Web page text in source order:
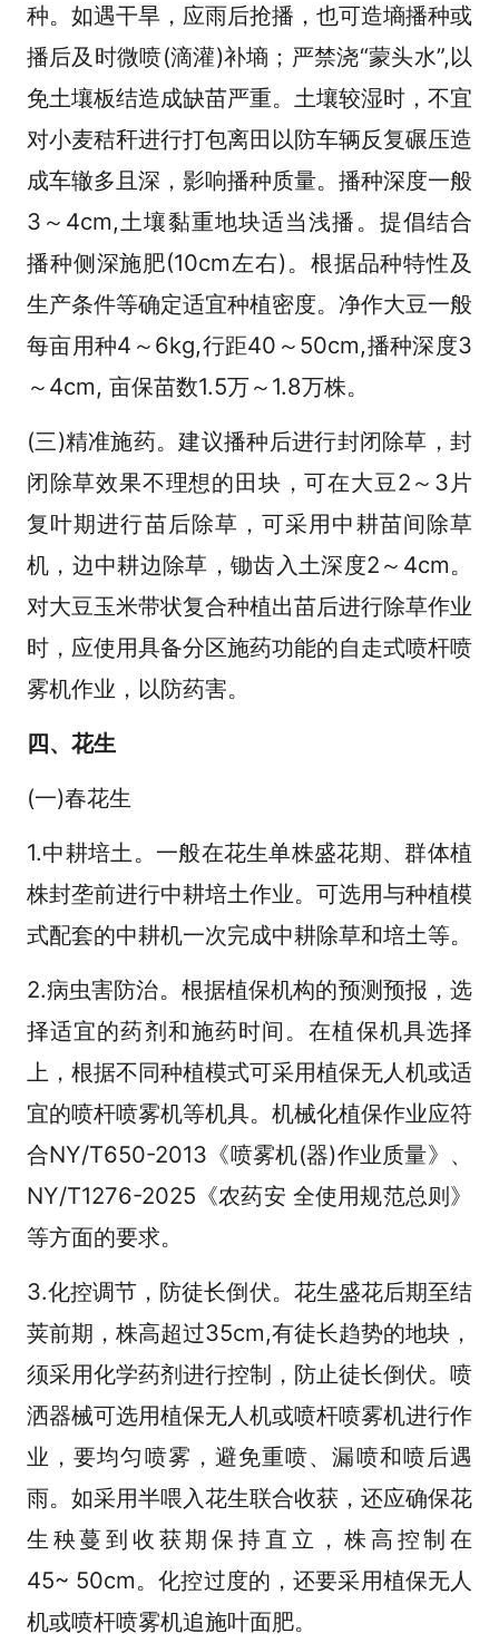
种。如遇干旱，应雨后抢播，也可造墒播种或
播后及时微喷(滴灌)补墒；严禁浇“蒙头水”,以
免土壤板结造成缺苗严重。土壤较湿时，不宜
对小麦秸秆进行打包离田以防车辆反复碾压造
成车辙多且深，影响播种质量。播种深度一般
3～4cm,土壤黏重地块适当浅播。提倡结合
播种侧深施肥(10cm左右)。根据品种特性及
生产条件等确定适宜种植密度。净作大豆一般
每亩用种4～6kg,行距40～50cm,播种深度3
～4cm, 亩保苗数1.5万～1.8万株。
(三)精准施药。建议播种后进行封闭除草，封
闭除草效果不理想的田块，可在大豆2～3片
复叶期进行苗后除草，可采用中耕苗间除草
机，边中耕边除草，锄齿入土深度2～4cm。
对大豆玉米带状复合种植出苗后进行除草作业
时，应使用具备分区施药功能的自走式喷杆喷
雾机作业，以防药害。
四、花生
(一)春花生
1.中耕培土。一般在花生单株盛花期、群体植
株封垄前进行中耕培土作业。可选用与种植模
式配套的中耕机一次完成中耕除草和培土等。
2.病虫害防治。根据植保机构的预测预报，选
择适宜的药剂和施药时间。在植保机具选择
上，根据不同种植模式可采用植保无人机或适
宜的喷杆喷雾机等机具。机械化植保作业应符
合NY/T650-2013《喷雾机(器)作业质量》、
NY/T1276-2025《农药安 全使用规范总则》
等方面的要求。
3.化控调节，防徒长倒伏。花生盛花后期至结
荚前期，株高超过35cm,有徒长趋势的地块，
须采用化学药剂进行控制，防止徒长倒伏。喷
洒器械可选用植保无人机或喷杆喷雾机进行作
业，要均匀喷雾，避免重喷、漏喷和喷后遇
雨。如采用半喂入花生联合收获，还应确保花
生秧蔓到收获期保持直立，株高控制在
45~ 50cm。化控过度的，还要采用植保无人
机或喷杆喷雾机追施叶面肥。